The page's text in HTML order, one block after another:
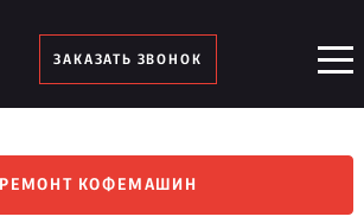
ЗАКАЗАТЬ ЗВОНОК
РЕМОНТ КОФЕМАШИН